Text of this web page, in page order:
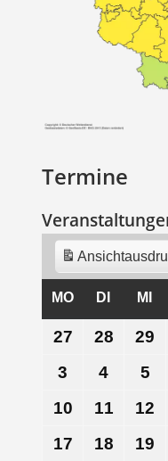
Termine
Ansicht
MOMONTAG
DI MI
27 27.28 28.
Juli
29
3
August
4
August
5
10 10.
August
11 11.
August
12
17 17.18 18.19